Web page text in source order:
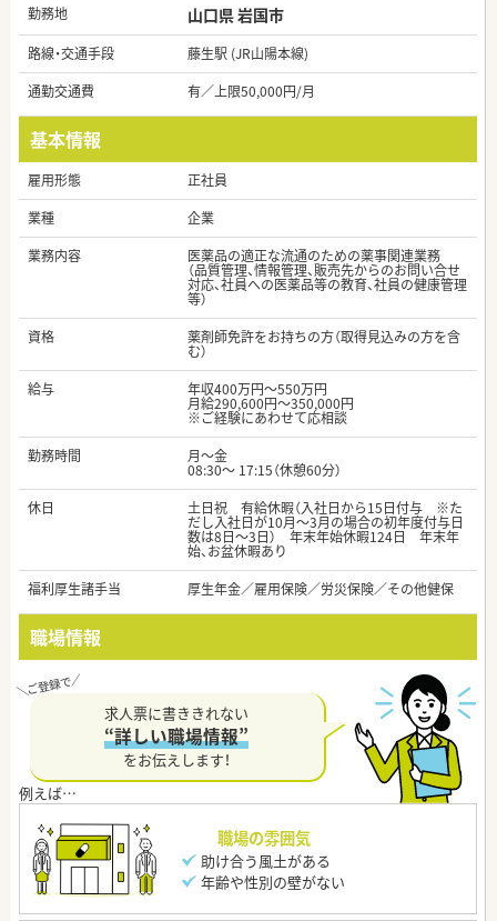
勤務地 山口県 岩国市
路線・交通手段
藤生駅 (JR山陽本線)
通勤交通費
有／上限50,000円/月
基本情報
雇用形態
正社員
業種
企業
業務内容
医薬品の適正な流通のための薬事関連業務
（品質管理、情報管理、販売先からのお問い合せ
対応、社員への医薬品等の教育、社員の健康管理
等）
資格
薬剤師免許をお持ちの方（取得見込みの方を含
む）
給与
年収400万円～550万円
月給290,600円～350,000円
※ご経験にあわせて応相談
勤務時間
月～金
08:30～ 17:15（休憩60分）
休日
土日祝 有給休暇（入社日から15日付与 ※た
だし入社日が10月〜3月の場合の初年度付与日
数は8日〜3日） 年末年始休暇124日 年末年
始、お盆休暇あり
福利厚生諸手当
厚生年金／雇用保険／労災保険／その他健保
職場情報
求人票に書ききれない
“詳しい職場情報”
をお伝えします！
職場の雰囲気
助け合う風土がある
年齢や性別の壁がない